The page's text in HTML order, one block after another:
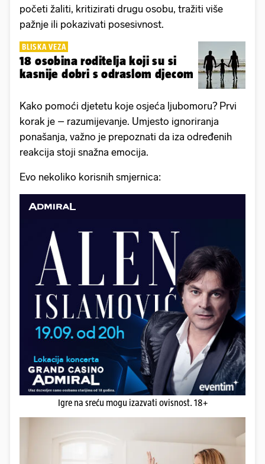
početi žaliti, kritizirati drugu osobu, tražiti više
pažnje ili pokazivati posesivnost.
BLISKA VEZA
18 osobina roditelja koji su si
kasnije dobri s odraslom djecom
Kako pomoći djetetu koje osjeća ljubomoru? Prvi
korak je – razumijevanje. Umjesto ignoriranja
ponašanja, važno je prepoznati da iza određenih
reakcija stoji snažna emocija.
Evo nekoliko korisnih smjernica:
Igre na sreću mogu izazvati ovisnost. 18+